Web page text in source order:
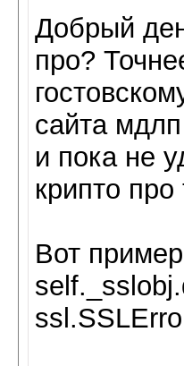
Добрый
про?
сайта
и пока не
крипто
Вот